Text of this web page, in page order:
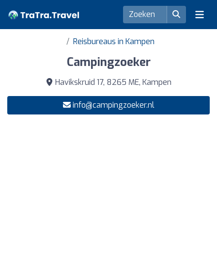
Reisbureaus in Kampen
Campingzoeker
Havikskruid 17, 8265 ME, Kampen
info@campingzoeker.nl